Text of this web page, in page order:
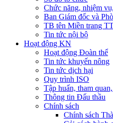
Chức năng, nhiệm
Ban Giám đốc và
TB tên Miền trang
Tin tức nội bộ
Hoạt động KN
Hoạt động Đoàn thể
Tin tức khuyến nông
Tin tức dịch hại
Quy trình ISO
Tập huấn, tham
Thông tin Đấu thầu
Chính sách
Chính sách